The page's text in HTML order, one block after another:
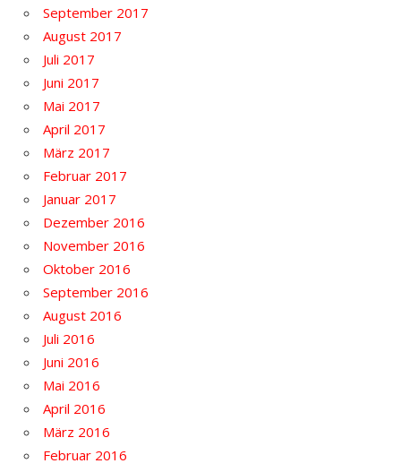
September 2017
August 2017
Juli 2017
Juni 2017
Mai 2017
April 2017
März 2017
Februar 2017
Januar 2017
Dezember 2016
November 2016
Oktober 2016
September 2016
August 2016
Juli 2016
Juni 2016
Mai 2016
April 2016
März 2016
Februar 2016